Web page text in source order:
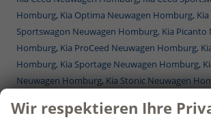
Homburg, Kia Optima Neuwagen Homburg,
Sportswagon Neuwagen Homburg, Kia Picanto
Homburg, Kia ProCeed Neuwagen Homburg,
Homburg, Kia Sportage Neuwagen Homburg,
Neuwagen Homburg, Kia Stonic Neuwagen
Mercedes-Benz Reimporte - EU-Neuwagen
Wir respektieren Ihre